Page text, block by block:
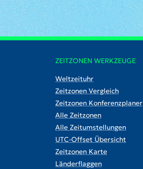
ZEITZONEN WERKZEUGE
Weltzeituhr
Zeitzonen Vergleich
Zeitzonen Konferenzplaner
Alle Zeitzonen
Alle Zeitumstellungen
UTC-Offset Übersicht
Zeitzonen Karte
Länderflaggen